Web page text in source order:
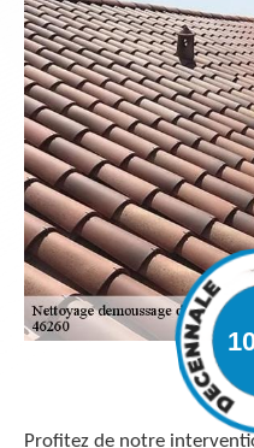
Profitez de notre